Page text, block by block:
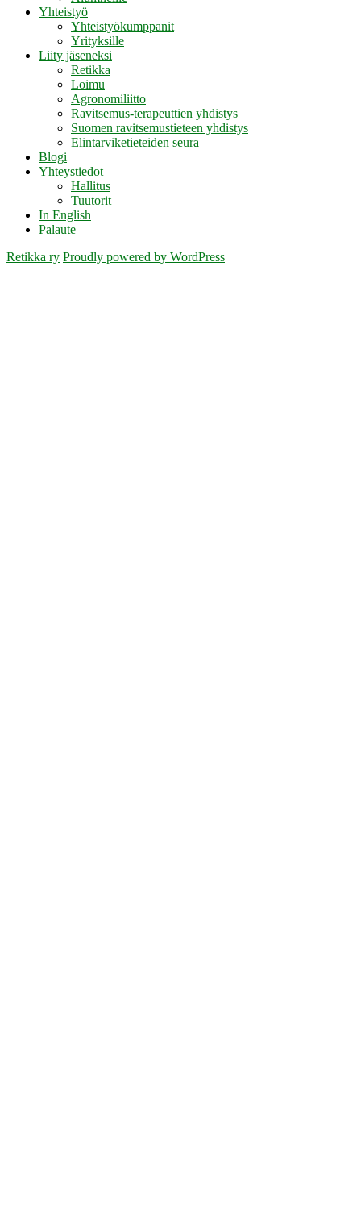
Yhteistyö
Yhteistyökumppanit
Yrityksille
Liity jäseneksi
Retikka
Loimu
Agronomiliitto
Ravitsemus-terapeuttien yhdistys
Suomen ravitsemustieteen yhdistys
Elintarviketieteiden seura
Blogi
Yhteystiedot
Hallitus
Tuutorit
In English
Palaute
Retikka ry Proudly powered by WordPress